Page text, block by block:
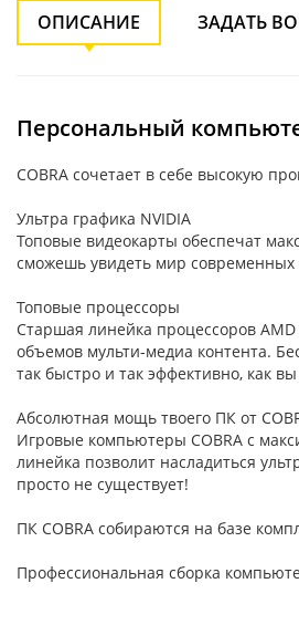
ОПИСАНИЕ ЗАДАТЬ
Персональный
COBRA сочетает в себе высокую
Ультра графика NVIDIA
Топовые видеокарты обеспечат
сможешь увидеть мир современных
Топовые процессоры
Старшая линейка процессоров
объемов мульти-медиа контента.
так быстро и так эффективно, как вы
Абсолютная мощь твоего ПК от
Игровые компьютеры COBRA с
линейка позволит насладиться
просто не существует!
ПК COBRA собираются на базе
Профессиональная сборка